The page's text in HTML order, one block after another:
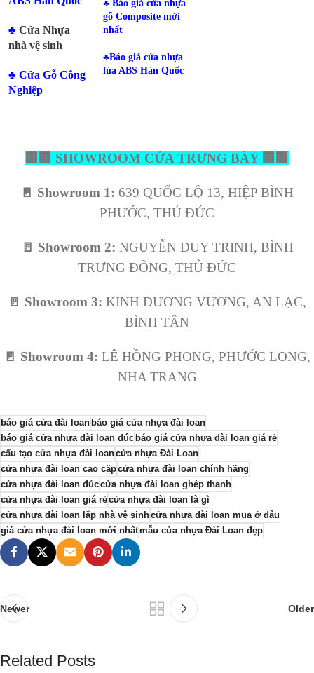
♣ Cửa Nhựa
nhà vệ sinh
♣ Cửa Gỗ Công
Nghiệp
♣ Báo giá cửa nhựa
gỗ Composite mới
nhất
♣Báo giá cửa nhựa
lùa ABS Hàn Quốc
🏢 🏢 SHOWROOM CỬA TRƯNG BÀY 🏢 🏢
🚪 Showroom 1: 639 QUỐC LỘ 13, HIỆP BÌNH
PHƯỚC, THỦ ĐỨC
🚪 Showroom 2: NGUYỄN DUY TRINH, BÌNH
TRƯNG ĐÔNG, THỦ ĐỨC
🚪 Showroom 3: KINH DƯƠNG VƯƠNG, AN LẠC,
BÌNH TÂN
🚪 Showroom 4: LÊ HỒNG PHONG, PHƯỚC LONG,
NHA TRANG
báo giá cửa đài loanbáo giá cửa nhựa đài loan
báo giá cửa nhựa đài loan đúcbáo giá cửa nhựa đài loan giá rẻ
cấu tạo cửa nhựa đài loancửa nhựa Đài Loan
cửa nhựa đài loan cao cấpcửa nhựa đài loan chính hãng
cửa nhựa đài loan đúccửa nhựa đài loan ghép thanh
cửa nhựa đài loan giá rẻcửa nhựa đài loan là gì
cửa nhựa đài loan lắp nhà vệ sinhcửa nhựa đài loan mua ở đâu
giá cửa nhựa đài loan mới nhấtmẫu cửa nhựa Đài Loan đẹp
Newer Older
Related Posts